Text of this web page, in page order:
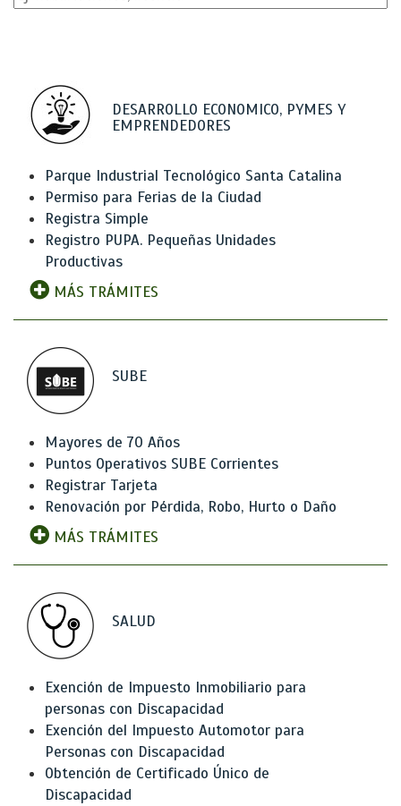
DESARROLLO ECONOMICO, PYMES Y
EMPRENDEDORES
Parque Industrial Tecnológico Santa Catalina
Permiso para Ferias de la Ciudad
Registra Simple
Registro PUPA. Pequeñas Unidades
Productivas
MÁS TRÁMITES
SUBE
Mayores de 70 Años
Puntos Operativos SUBE Corrientes
Registrar Tarjeta
Renovación por Pérdida, Robo, Hurto o Daño
MÁS TRÁMITES
SALUD
Exención de Impuesto Inmobiliario para
personas con Discapacidad
Exención del Impuesto Automotor para
Personas con Discapacidad
Obtención de Certificado Único de
Discapacidad